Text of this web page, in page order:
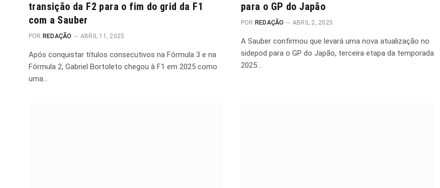
transição da F2 para o fim do grid da F1
com a Sauber
POR REDAÇÃO ABRIL 11, 2025
Após conquistar títulos consecutivos na Fórmula 3 e na
Fórmula 2, Gabriel Bortoleto chegou à F1 em 2025 como
uma…
para o GP do Japão
POR REDAÇÃO ABRIL 2, 2025
A Sauber confirmou que levará uma nova atualização no
sidepod para o GP do Japão, terceira etapa da temporada
2025…